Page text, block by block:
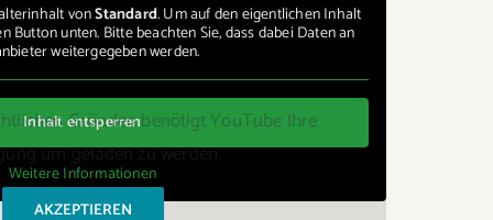
vonStandard. Um auf den eigentlichen Inhalt
Button unten. Bitte beachten Sie, dass dabei Daten an
weitergegeben werden.
Inhalt entsperren
Weitere Informationen
Gründen benötigt YouTube Ihre
um geladen zu werden.
AKZEPTIEREN